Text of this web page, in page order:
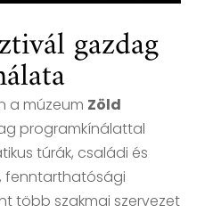
gazdag
a múzeum Zöld
programkínálattal
túrák, családi és
fenntarthatósági
több szakmai szervezet